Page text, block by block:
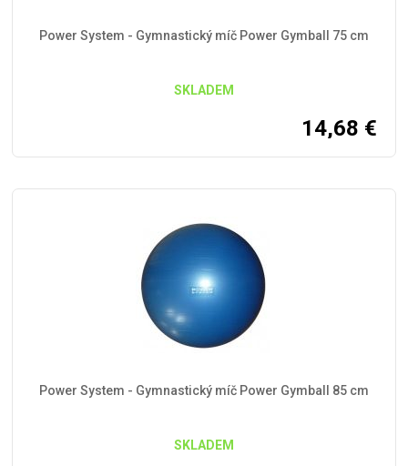
Power System - Gymnastický míč Power Gymball 75 cm
SKLADEM
14,68 €
Power System - Gymnastický míč Power Gymball 85 cm
SKLADEM